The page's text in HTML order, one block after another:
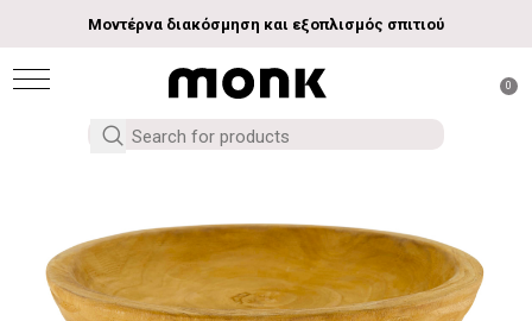
Μοντέρνα διακόσμηση και εξοπλισμός σπιτιού
0